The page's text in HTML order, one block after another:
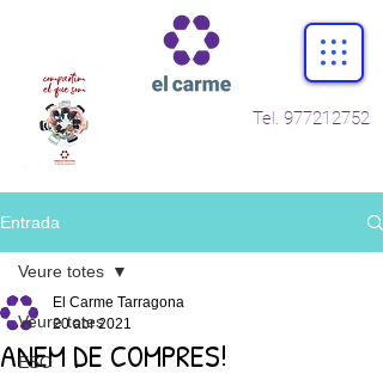
Tel. 977212752
Entrada
Veure totes
ESO
Veure totes
ANEM DE COMPRES!
El Carme Tarragona
20 abr 2021